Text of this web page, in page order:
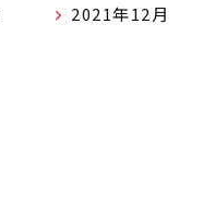
2021年12月